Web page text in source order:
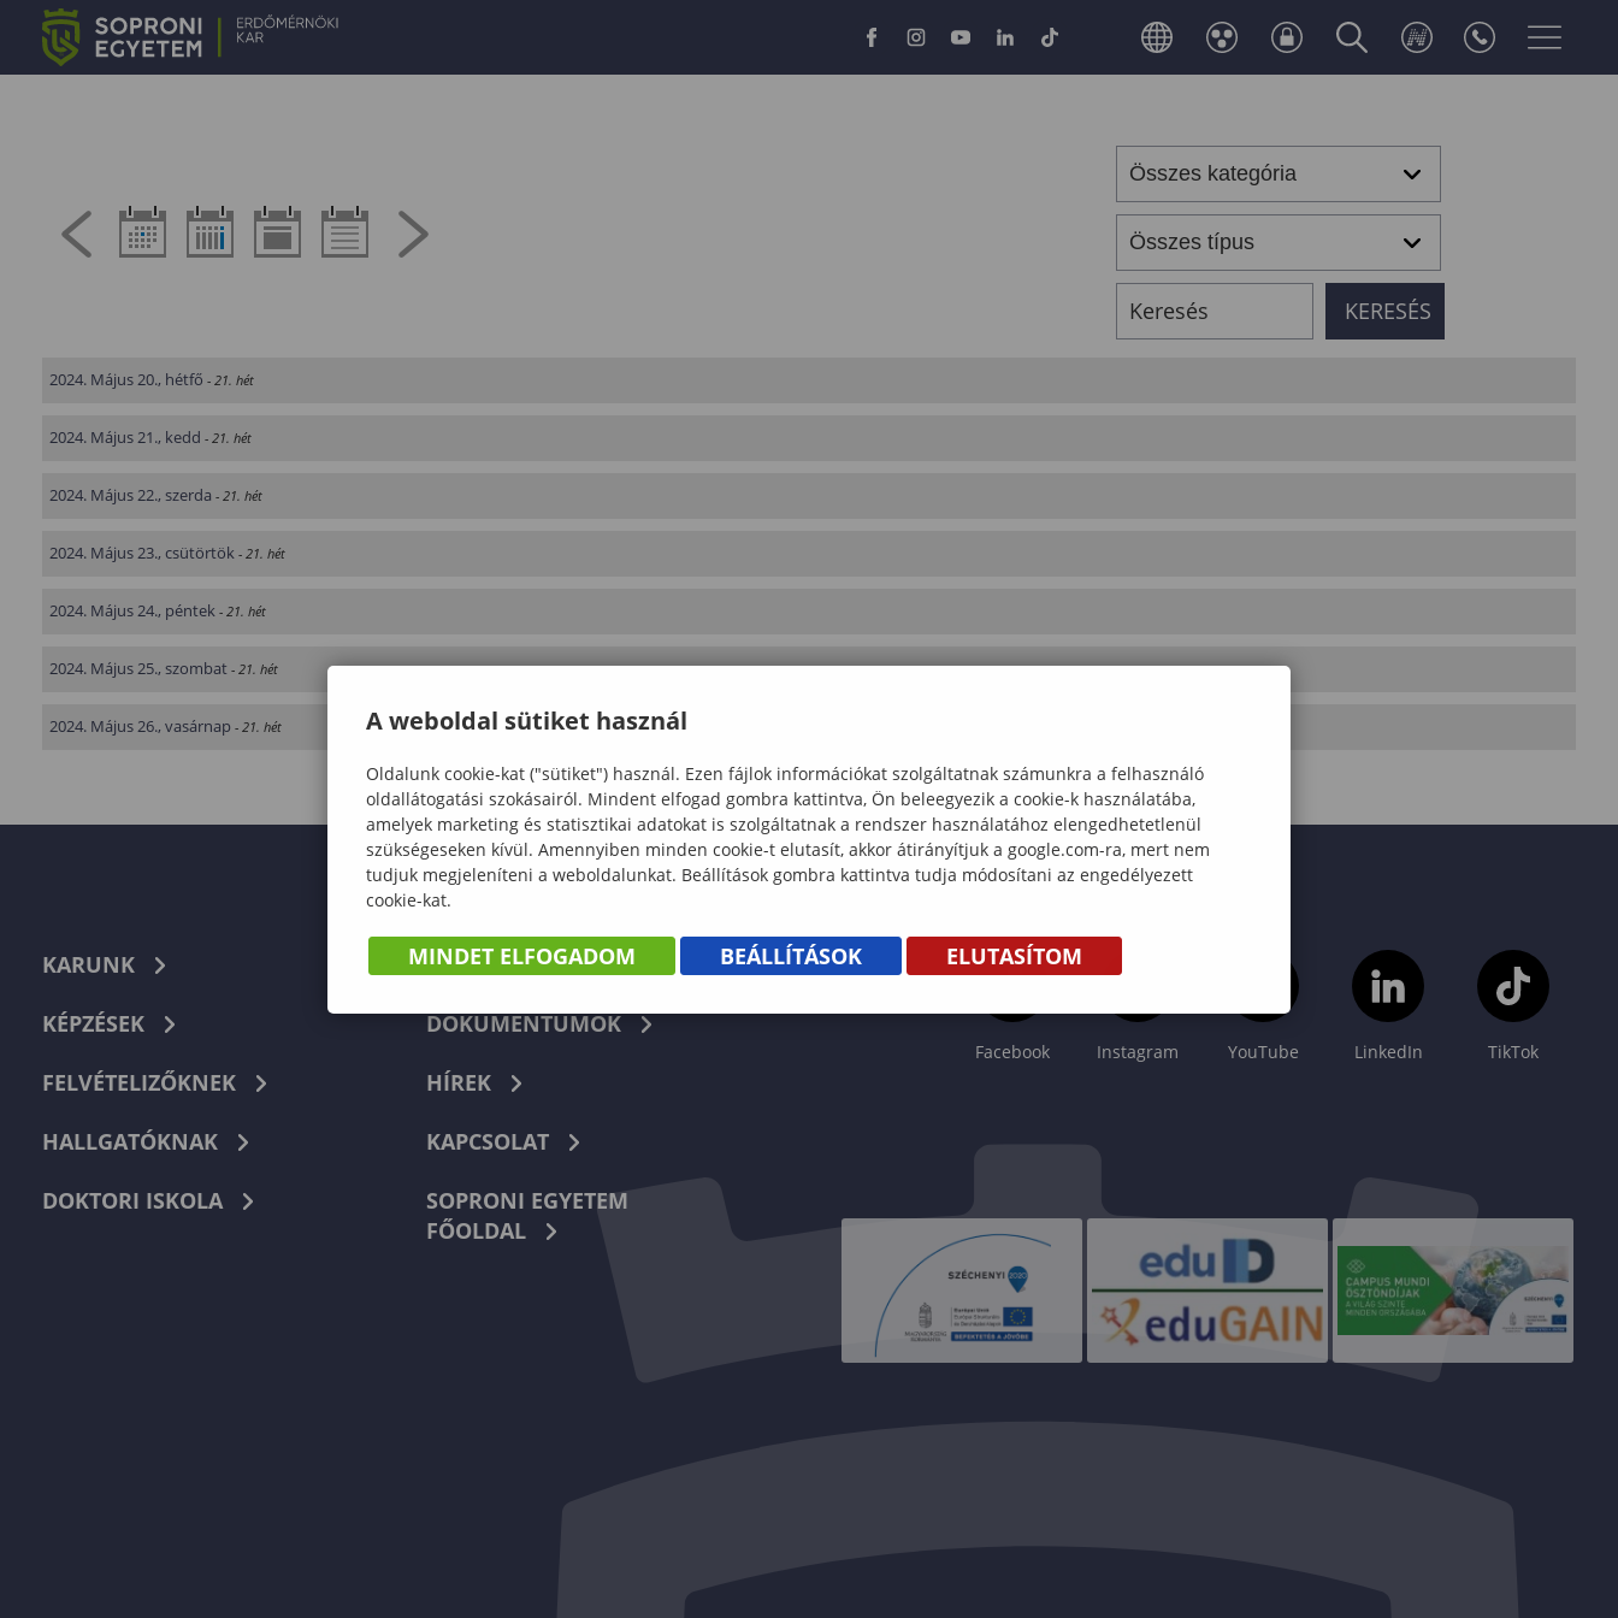
2024. Május 20., hétfő - 21. hét
2024. Május 21., kedd - 21. hét
2024. Május 22., szerda - 21. hét
2024. Május 23., csütörtök - 21. hét
2024. Május 24., péntek - 21. hét
2024. Május 25., szombat - 21. hét
2024. Május 26., vasárnap - 21. hét
KARUNK
KÉPZÉSEK
FELVÉTELIZŐKNEK
HALLGATÓKNAK
DOKTORI ISKOLA
TELEFONKÖNYV
DOKUMENTUMOK
HÍREK
KAPCSOLAT
SOPRONI EGYETEM
FŐOLDAL
Facebook Instagram YouTube LinkedIn TikTok
A weboldal sütiket használ
Oldalunk cookie-kat ("sütiket") használ. Ezen fájlok információkat szolgáltatnak számunkra a felhasználó
oldallátogatási szokásairól. Mindent elfogad gombra kattintva, Ön beleegyezik a cookie-k használatába,
amelyek marketing és statisztikai adatokat is szolgáltatnak a rendszer használatához elengedhetetlenül
szükségeseken kívül. Amennyiben minden cookie-t elutasít, akkor átirányítjuk a google.com-ra, mert nem
tudjuk megjeleníteni a weboldalunkat. Beállítások gombra kattintva tudja módosítani az engedélyezett
cookie-kat.
MINDET ELFOGADOM BEÁLLÍTÁSOK ELUTASÍTOM